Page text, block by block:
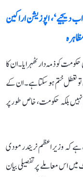
دیجیے‘، اپوزیشن اراکین
کو ذمہ دار ٹھہرایا۔ ان کا
تو تعطل ختم ہو سکتا ہے۔ ان کے
بلکہ حکومت، خاص طور پر
کہ وزیر اعظم نریندر مودی
میں اس معاملے پر تفصیلی بیان